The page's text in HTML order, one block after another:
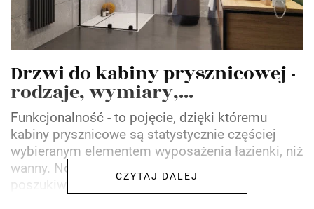
Drzwi do kabiny prysznicowej -
rodzaje, wymiary,...
Funkcjonalność - to pojęcie, dzięki któremu
kabiny prysznicowe są statystycznie częściej
wybieranym elementem wyposażenia łazienki, niż
wanny. Nowoczesne trendy inspirują do
poszukiwania rozwiązań...
CZYTAJ DALEJ